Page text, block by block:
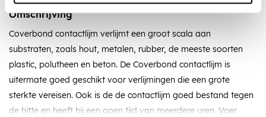
Omschrijving
Coverbond contactlijm verlijmt een groot scala aan
substraten, zoals hout, metalen, rubber, de meeste soorten
plastic, polutheen en beton. De Coverbond contactlijm is
uitermate goed geschikt voor verlijmingen die een grote
sterkte vereisen. Ook is de de contactlijm goed bestand tegen
de hitte en heeft hij een open tijd van meerdere uren. Voer